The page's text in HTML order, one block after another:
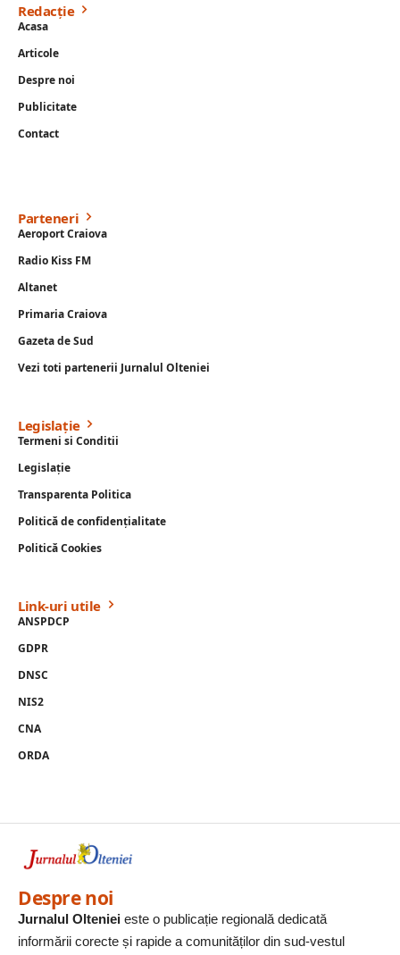
Redacție
Acasa
Articole
Despre noi
Publicitate
Contact
Parteneri
Aeroport Craiova
Radio Kiss FM
Altanet
Primaria Craiova
Gazeta de Sud
Vezi toti partenerii Jurnalul Olteniei
Legislație
Termeni si Conditii
Legislație
Transparenta Politica
Politică de confidențialitate
Politică Cookies
Link-uri utile
ANSPDCP
GDPR
DNSC
NIS2
CNA
ORDA
Despre noi
Jurnalul Olteniei este o publicație regională dedicată
informării corecte și rapide a comunităților din sud-vestul